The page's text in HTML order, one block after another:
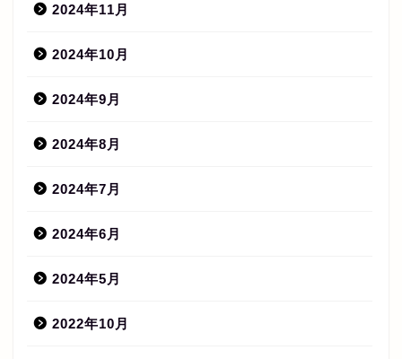
2024年11月
2024年10月
2024年9月
2024年8月
2024年7月
2024年6月
2024年5月
2022年10月